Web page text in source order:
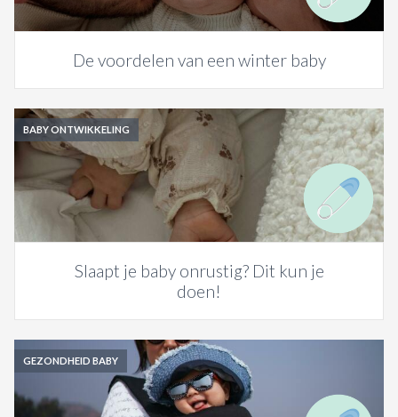
De voordelen van een winter baby
BABY ONTWIKKELING
Slaapt je baby onrustig? Dit kun je
doen!
GEZONDHEID BABY